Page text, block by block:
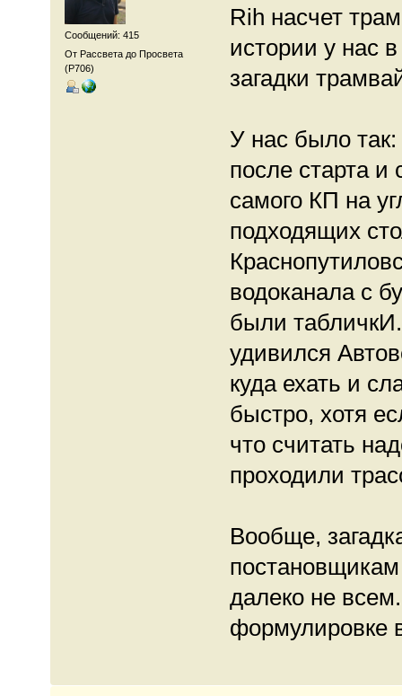
Сообщений: 415
От Рассвета до Просвета
(P706)
Rih насчет
истории у нас
загадки
У нас было
после старта и
самого КП на
подходящих
водоканала с
были
удивился
куда ехать и
быстро, хотя
что считать
проходили
Вообще,
далеко не
формулировке